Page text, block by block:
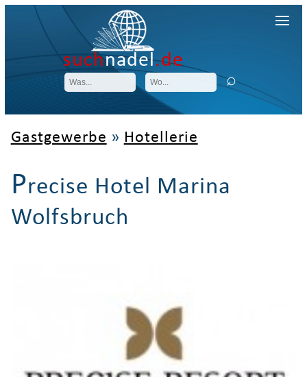
suchnadel.de
Gastgewerbe » Hotellerie
Precise Hotel Marina
Wolfsbruch